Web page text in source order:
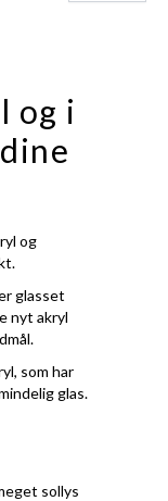
og i
og
glasset
nyt akryl
som har
glas.
sollys